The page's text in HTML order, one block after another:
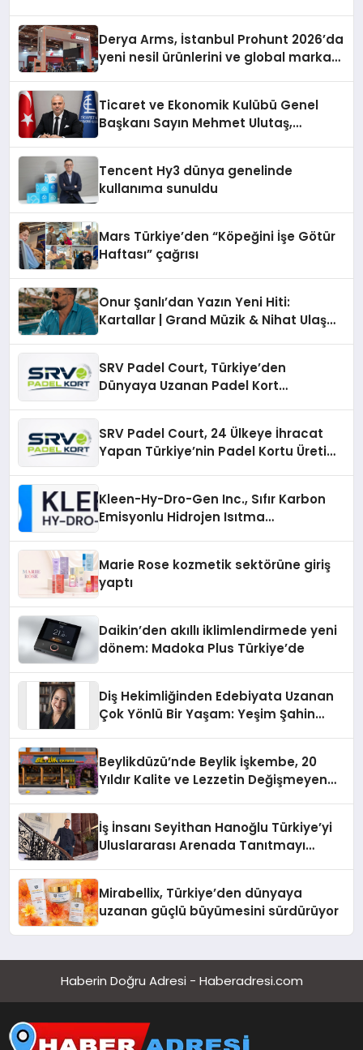
Derya Arms, İstanbul Prohunt 2026’da
yeni nesil ürünlerini ve global marka
Ticaret ve Ekonomik Kulübü Genel
Başkanı Sayın Mehmet Ulutaş,
Tencent Hy3 dünya genelinde
kullanıma sunuldu
Mars Türkiye’den “Köpeğini İşe Götür
Haftası” çağrısı
Onur Şanlı’dan Yazın Yeni Hiti:
Kartallar | Grand Müzik & Nihat Ulaş
SRV Padel Court, Türkiye’den
Dünyaya Uzanan Padel Kort
SRV Padel Court, 24 Ülkeye İhracat
Yapan Türkiye’nin Padel Kortu Üretim
Kleen-Hy-Dro-Gen Inc., Sıfır Karbon
Emisyonlu Hidrojen Isıtma
Marie Rose kozmetik sektörüne giriş
yaptı
Daikin’den akıllı iklimlendirmede yeni
dönem: Madoka Plus Türkiye’de
Diş Hekimliğinden Edebiyata Uzanan
Çok Yönlü Bir Yaşam: Yeşim Şahin
Beylikdüzü’nde Beylik İşkembe, 20
Yıldır Kalite ve Lezzetin Değişmeyen
İş İnsanı Seyithan Hanoğlu Türkiye’yi
Uluslararası Arenada Tanıtmayı
Mirabellix, Türkiye’den dünyaya
uzanan güçlü büyümesini sürdürüyor
Haberin Doğru Adresi - Haberadresi.com